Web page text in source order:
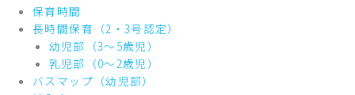
保育時間
長時間保育（2・3号認定）
幼児部（3～5歳児）
乳児部（0～2歳児）
バスマップ（幼児部）